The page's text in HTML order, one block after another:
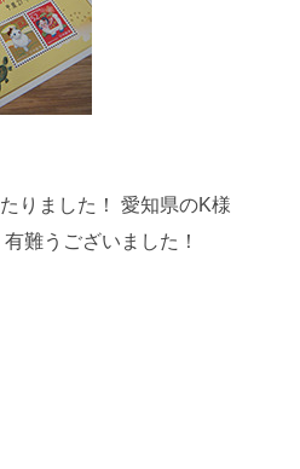
りました！
愛知県のK様
有難うございました！